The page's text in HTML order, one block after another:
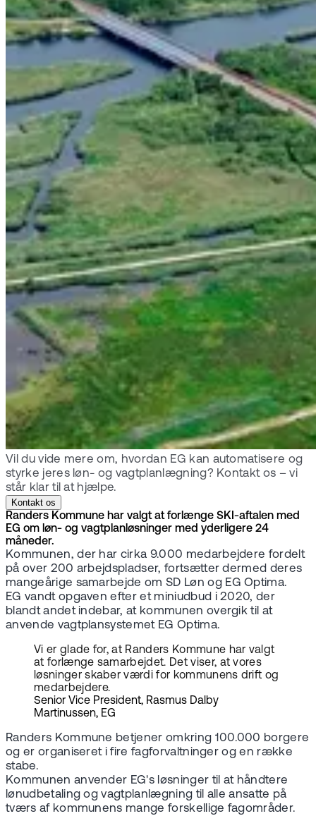
Vil du vide mere om, hvordan EG kan automatisere og
styrke jeres løn- og vagtplanlægning? Kontakt os – vi
står klar til at hjælpe.
Kontakt os
Randers Kommune har valgt at forlænge SKI-aftalen med
EG om løn- og vagtplanløsninger med yderligere 24
måneder.
Kommunen, der har cirka 9.000 medarbejdere fordelt
på over 200 arbejdspladser, fortsætter dermed deres
mangeårige samarbejde om SD Løn og EG Optima.
EG vandt opgaven efter et miniudbud i 2020, der
blandt andet indebar, at kommunen overgik til at
anvende vagtplansystemet EG Optima.
Vi er glade for, at Randers Kommune har valgt
at forlænge samarbejdet. Det viser, at vores
løsninger skaber værdi for kommunens drift og
medarbejdere.
Senior Vice President, Rasmus Dalby
Martinussen, EG
Randers Kommune betjener omkring 100.000 borgere
og er organiseret i fire fagforvaltninger og en række
stabe.
Kommunen anvender EG's løsninger til at håndtere
lønudbetaling og vagtplanlægning til alle ansatte på
tværs af kommunens mange forskellige fagområder.